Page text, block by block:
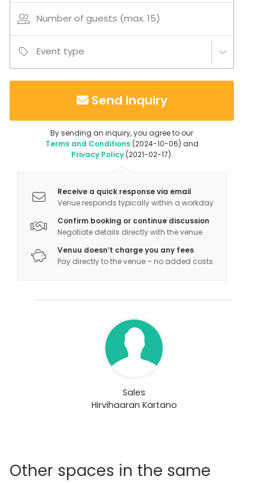
Number of guests (max. 15)
Event type
Send inquiry
By sending an inquiry, you agree to our
Terms and Conditions(2024-10-06) and
Privacy Policy(2021-02-17).
Receive a quick response via email
Venue responds typically within a workday
Confirm booking or continue discussion
Negotiate details directly with the venue
Venuu doesn’t charge you any fees
Pay directly to the venue – no added costs
Sales
Hirvihaaran Kartano
Other spaces in the same